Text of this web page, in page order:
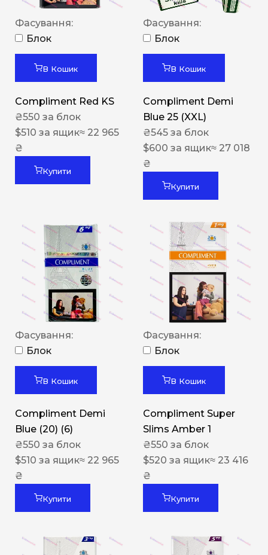
Фасування:
Блок
В Кошик
Compliment Red KS
₴550 за блок
$510 за ящик≈ 22 965
₴
Купити
Фасування:
Блок
В Кошик
Compliment Demi
Blue 25 (XXL)
₴545 за блок
$600 за ящик≈ 27 018
₴
Купити
Фасування:
Блок
В Кошик
Compliment Demi
Blue (20) (6)
₴550 за блок
$510 за ящик≈ 22 965
₴
Купити
Фасування:
Блок
В Кошик
Compliment Super
Slims Amber 1
₴550 за блок
$520 за ящик≈ 23 416
₴
Купити